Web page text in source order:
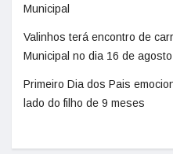
Municipal
Valinhos terá encontro de
Municipal no dia 16 de agosto
Primeiro Dia dos Pais
lado do filho de 9 meses